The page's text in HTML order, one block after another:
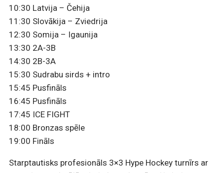
10:30 Latvija – Čehija
11:30 Slovākija – Zviedrija
12:30 Somija – Igaunija
13:30 2A-3B
14:30 2B-3A
15:30 Sudrabu sirds + intro
15:45 Pusfināls
16:45 Pusfināls
17:45 ICE FIGHT
18:00 Bronzas spēle
19:00 Fināls
Starptautisks profesionāls 3×3 Hype Hockey turnīrs ar